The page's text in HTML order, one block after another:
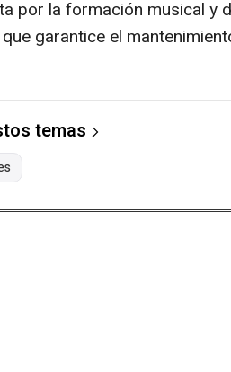
por la formación musical y
garantice el
temas